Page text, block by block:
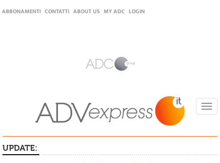
ABBONAMENTI CONTATTI ABOUT US MY ADC LOGIN
UPDATE: